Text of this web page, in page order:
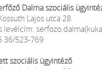
Dalma szociális
Lajos utca 28.
levélcím:
36/523-769
szociális ügyintéző